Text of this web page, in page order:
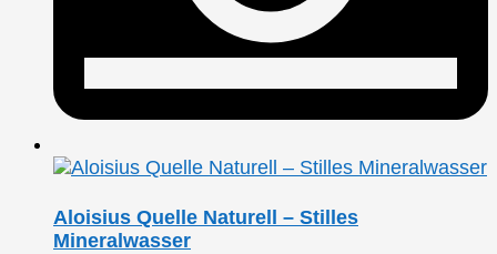
Aloisius Quelle Naturell – Stilles
Mineralwasser